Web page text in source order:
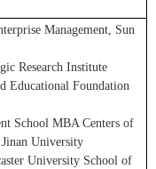
Management, Sun
Research Institute
Educational Foundation
School MBA Centers of
University
University School of